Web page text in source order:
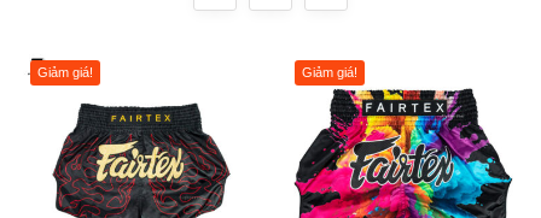
Giảm giá! Giảm giá!